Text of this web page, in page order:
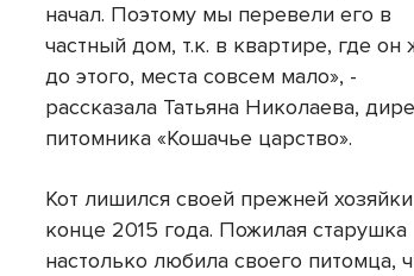
начал. Поэтому мы перевели его в
частный дом, т.к. в квартире, где он
до этого, места совсем мало», -
рассказала Татьяна Николаева,
питомника «Кошачье царство».
Кот лишился своей прежней
конце 2015 года. Пожилая старушка
настолько любила своего питомца,